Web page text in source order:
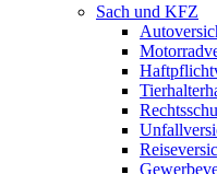
Sach und KFZ